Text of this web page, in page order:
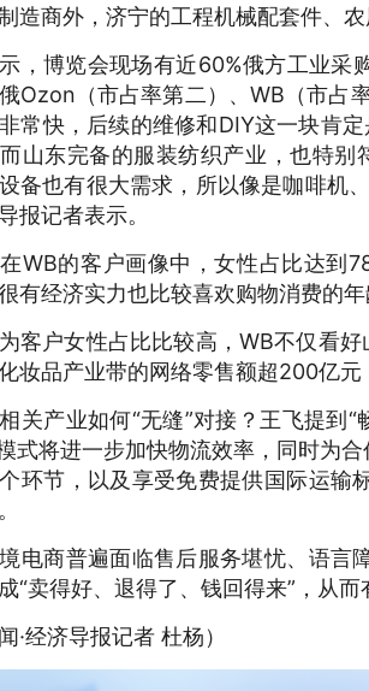
造商外，济宁的工程机械配套件、
，博览会现场有近60%俄方工业采
Ozon（市占率第二）、WB（市占
常快，后续的维修和DIY这一块肯
山东完备的服装纺织产业，也特
备也有很大需求，所以像是咖啡机
报记者表示。
WB的客户画像中，女性占比达
有经济实力也比较喜欢购物消费的
客户女性占比比较高，WB不仅看
妆品产业带的网络零售额超200亿
关产业如何“无缝”对接？王飞提到
式将进一步加快物流效率，同时为
个环节，以及享受免费提供国际运
电商普遍面临售后服务堪忧、语言
“卖得好、退得了、钱回得来”，从
·经济导报记者 杜杨）